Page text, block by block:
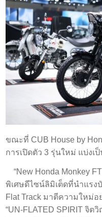
ขณะที่ CUB House by
การเปิดตัว 3 รุ่นใหม่ แบ่งเ
“New Honda Monkey
พิเศษดีไซน์ลิมิเต็ดที่นำแรง
Flat Track มาตีความใหม่
“UN-FLATED SPIRIT จิ